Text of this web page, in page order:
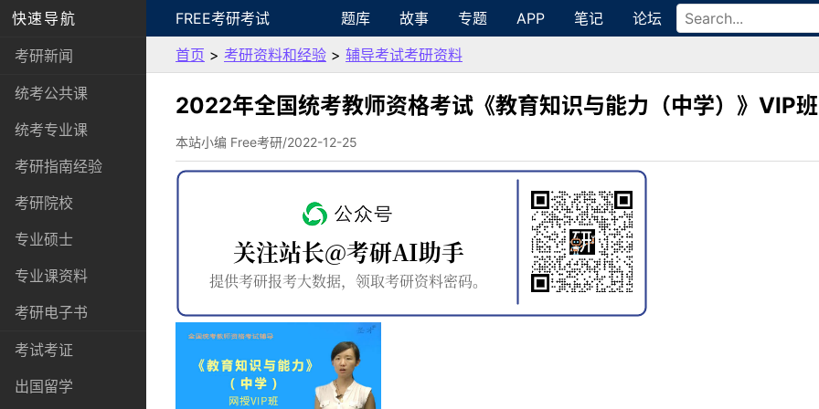
快速导航
考研新闻
统考公共课
统考专业课
考研指南经验
考研院校
专业硕士
专业课资料
考研电子书
考试考证
出国留学
FREE考研考试 题库 故事 专题 APP 笔记 论坛
首页 > 考研资料和经验 > 辅导考试考研资料
2022年全国统考教师资格考试《教育知识与能力（中学）》VIP班
本站小编 Free考研/2022-12-25